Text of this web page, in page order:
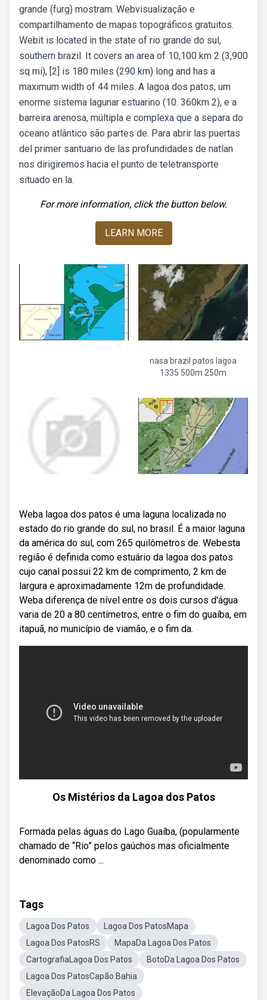
grande (furg) mostram. Webvisualização e
compartilhamento de mapas topográficos gratuitos.
Webit is located in the state of rio grande do sul,
southern brazil. It covers an area of 10,100 km 2 (3,900
sq mi), [2] is 180 miles (290 km) long and has a
maximum width of 44 miles. A lagoa dos patos, um
enorme sistema lagunar estuarino (10. 360km 2), e a
barreira arenosa, múltipla e complexa que a separa do
oceano atlântico são partes de. Para abrir las puertas
del primer santuario de las profundidades de natlan
nos dirigiremos hacia el punto de teletransporte
situado en la.
For more information, click the button below.
LEARN MORE
nasa brazil patos lagoa
1335 500m 250m
Weba lagoa dos patos é uma laguna localizada no
estado do rio grande do sul, no brasil. É a maior laguna
da américa do sul, com 265 quilômetros de. Webesta
região é definida como estuário da lagoa dos patos
cujo canal possui 22 km de comprimento, 2 km de
largura e aproximadamente 12m de profundidade.
Weba diferença de nível entre os dois cursos d'água
varia de 20 a 80 centímetros, entre o fim do guaíba, em
itapuã, no município de viamão, e o fim da.
Os Mistérios da Lagoa dos Patos
Formada pelas águas do Lago Guaíba, (popularmente
chamado de “Rio” pelos gaúchos mas oficialmente
denominado como ...
Tags
Lagoa Dos Patos
Lagoa Dos PatosMapa
Lagoa Dos PatosRS
MapaDa Lagoa Dos Patos
CartografiaLagoa Dos Patos
BotoDa Lagoa Dos Patos
Lagoa Dos PatosCapão Bahia
ElevaçãoDa Lagoa Dos Patos